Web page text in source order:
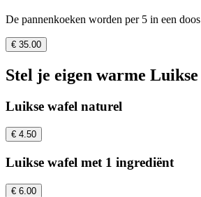
De pannenkoeken worden per 5 in een
€ 35.00
Stel je eigen warme
Luikse wafel naturel
€ 4.50
Luikse wafel met 1 ingrediënt
€ 6.00